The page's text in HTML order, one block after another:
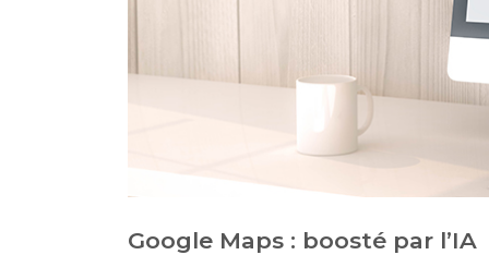
Google Maps : boosté par l’IA